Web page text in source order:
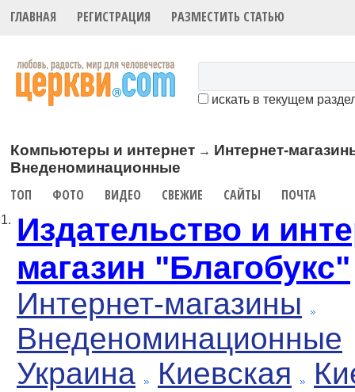
ГЛАВНАЯ РЕГИСТРАЦИЯ РАЗМЕСТИТЬ СТАТЬЮ
искать в текущем
Компьютеры и интернет → Интернет-
Внеденоминационные
ТОП ФОТО ВИДЕО СВЕЖИЕ САЙТЫ ПОЧТА
1. Издательство и
магазин "Благобукс"
Интернет-магазины
Внеденоминационные
Украина
Киевская